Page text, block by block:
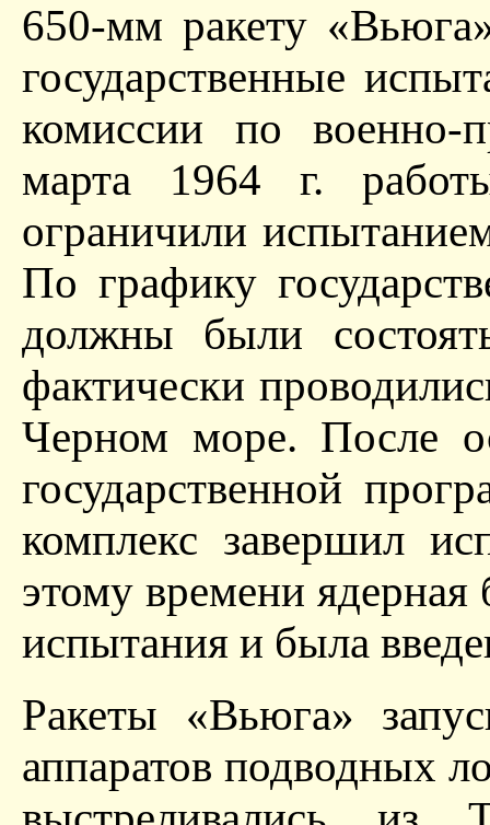
650-мм ракету
государственные
комиссии по
марта 1964 г.
ограничили
По графику
должны были
фактически
Черном море. После
государственной
комплекс завершил
этому времени ядерная
испытания и была
Ракеты «Вьюга»
аппаратов подводных